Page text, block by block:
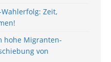
Zeit,
hohe Migranten-
von